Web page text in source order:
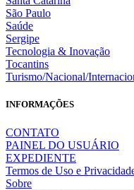
São Paulo
Saúde
Sergipe
Tecnologia & Inovação
Tocantins
Turismo/Nacional/
INFORMAÇÕES
CONTATO
PAINEL DO USUÁRIO
EXPEDIENTE
Termos de Uso e
Sobre